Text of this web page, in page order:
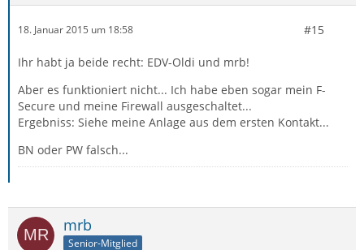
18. Januar 2015 um 18:58 #15
Ihr habt ja beide recht: EDV-Oldi und mrb!
Aber es funktioniert nicht... Ich habe eben sogar mein F-
Secure und meine Firewall ausgeschaltet...
Ergebniss: Siehe meine Anlage aus dem ersten Kontakt...
BN oder PW falsch...
mrb
Senior-Mitglied